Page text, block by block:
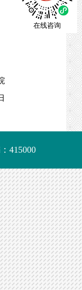
415000
在线咨询